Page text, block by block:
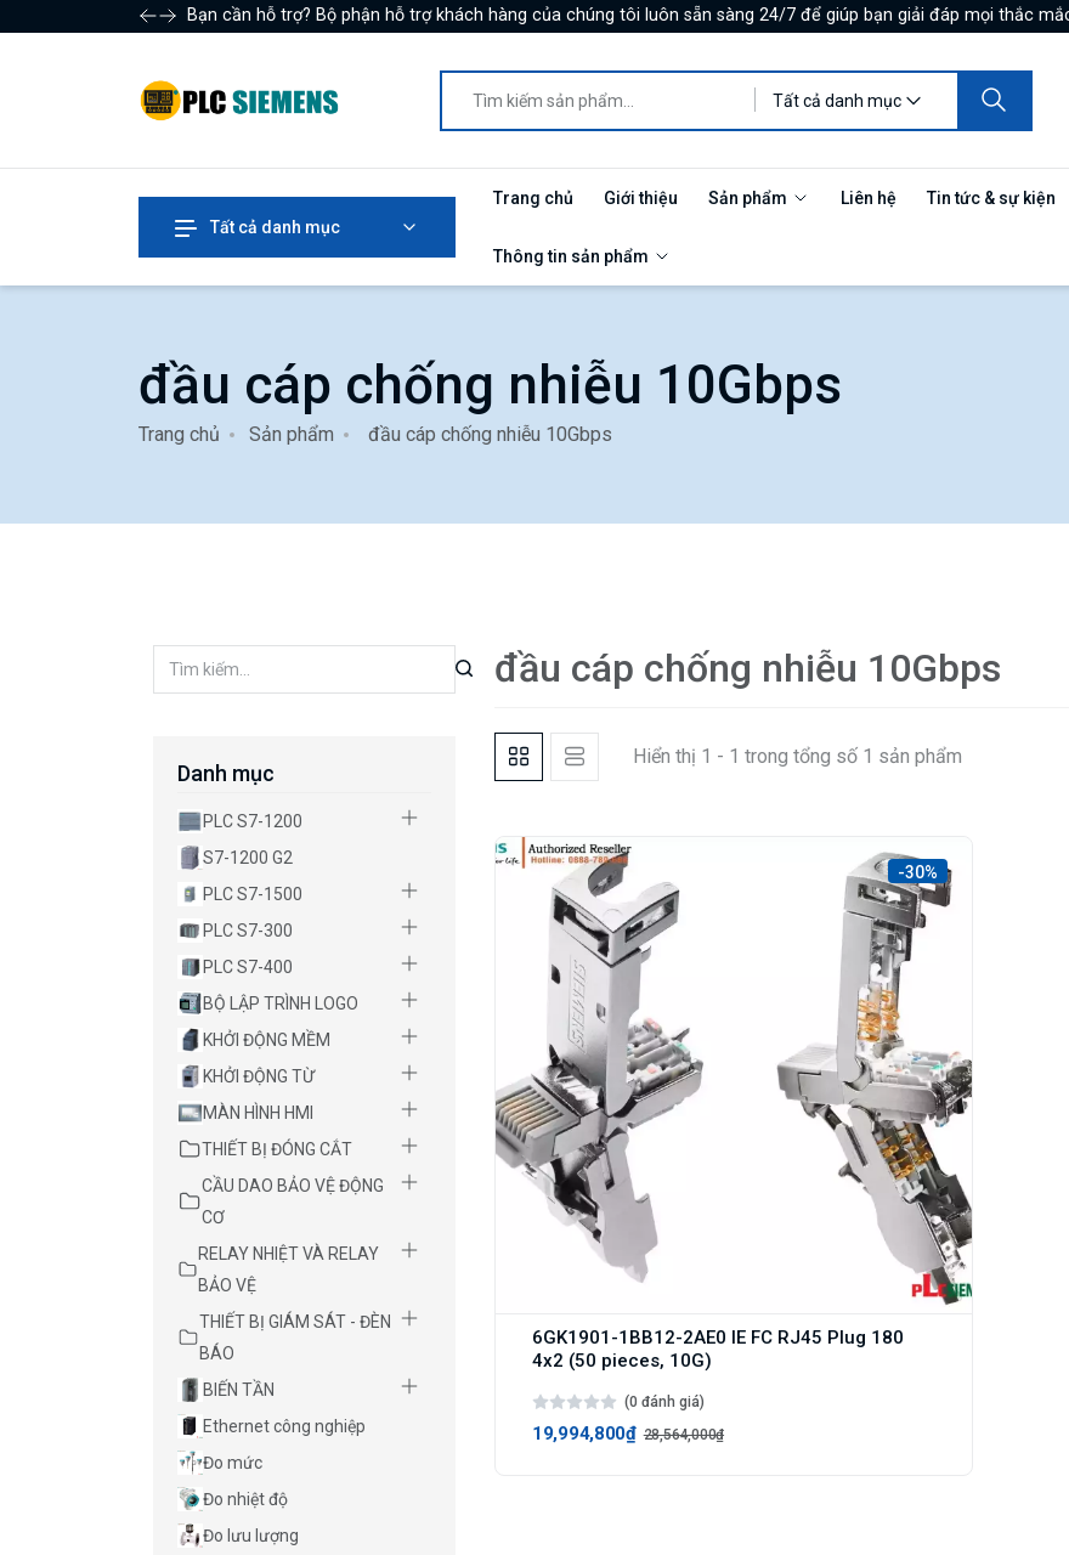
Bạn cần hỗ trợ? Bộ phận hỗ trợ khách hàng của chúng tôi luôn sẵn sàng 24/7 để giúp bạn giải đáp mọi thắc
Tất cả danh mục
Tất cả danh mục
Trang chủ Giới thiệu Sản phẩm Liên hệ Tin tức & sự kiện
Thông tin sản phẩm
đầu cáp chống nhiễu 10Gbps
Trang chủ Sản phẩm đầu cáp chống nhiễu 10Gbps
Danh mục
PLC S7-1200
S7-1200 G2
PLC S7-1500
PLC S7-300
PLC S7-400
BỘ LẬP TRÌNH LOGO
KHỞI ĐỘNG MỀM
KHỞI ĐỘNG TỪ
MÀN HÌNH HMI
THIẾT BỊ ĐÓNG CẮT
CẦU DAO BẢO VỆ ĐỘNG
CƠ
RELAY NHIỆT VÀ RELAY
BẢO VỆ
THIẾT BỊ GIÁM SÁT - ĐÈN
BÁO
BIẾN TẦN
Ethernet công nghiệp
Đo mức
Đo nhiệt độ
Đo lưu lượng
đầu cáp chống nhiễu 10Gbps
Hiển thị 1 - 1 trong tổng số 1 sản phẩm
-30%
6GK1901-1BB12-2AE0 IE FC RJ45 Plug 180
4x2 (50 pieces, 10G)
(0 đánh giá)
19,994,800₫ 28,564,000₫